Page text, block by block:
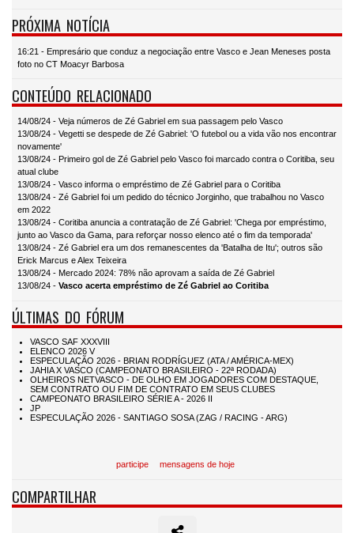
PRÓXIMA NOTÍCIA
16:21 - Empresário que conduz a negociação entre Vasco e Jean Meneses posta
foto no CT Moacyr Barbosa
CONTEÚDO RELACIONADO
14/08/24 - Veja números de Zé Gabriel em sua passagem pelo Vasco
13/08/24 - Vegetti se despede de Zé Gabriel: 'O futebol ou a vida vão nos encontrar
novamente'
13/08/24 - Primeiro gol de Zé Gabriel pelo Vasco foi marcado contra o Coritiba, seu
atual clube
13/08/24 - Vasco informa o empréstimo de Zé Gabriel para o Coritiba
13/08/24 - Zé Gabriel foi um pedido do técnico Jorginho, que trabalhou no Vasco
em 2022
13/08/24 - Coritiba anuncia a contratação de Zé Gabriel: 'Chega por empréstimo,
junto ao Vasco da Gama, para reforçar nosso elenco até o fim da temporada'
13/08/24 - Zé Gabriel era um dos remanescentes da 'Batalha de Itu'; outros são
Erick Marcus e Alex Teixeira
13/08/24 - Mercado 2024: 78% não aprovam a saída de Zé Gabriel
13/08/24 - Vasco acerta empréstimo de Zé Gabriel ao Coritiba
ÚLTIMAS DO FÓRUM
participe mensagens de hoje
COMPARTILHAR